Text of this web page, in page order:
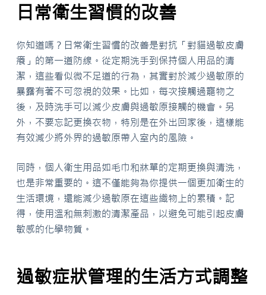
日常衛生習慣的改善
你知道嗎？日常衛生習慣的改善是對抗「對貓過敏皮膚
癢」的第一道防線。從定期洗手到保持個人用品的清
潔，這些看似微不足道的行為，其實對於減少過敏原的
暴露有著不可忽視的效果。比如，每次接觸過寵物之
後，及時洗手可以減少皮膚與過敏原接觸的機會。另
外，不要忘記更換衣物，特別是在外出回家後，這樣能
有效減少將外界的過敏原帶入室內的風險。
同時，個人衛生用品如毛巾和牀單的定期更換與清洗，
也是非常重要的。這不僅能夠為你提供一個更加衛生的
生活環境，還能減少過敏原在這些織物上的累積。記
得，使用溫和無刺激的清潔產品，以避免可能引起皮膚
敏感的化學物質。
過敏症狀管理的生活方式調整